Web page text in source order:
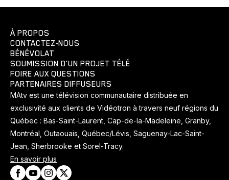
À PROPOS
CONTACTEZ-NOUS
BÉNÉVOLAT
SOUMISSION D'UN PROJET TÉLÉ
FOIRE AUX QUESTIONS
PARTENAIRES DIFFUSEURS
MAtv est une télévision communautaire distribuée en
exclusivité aux clients de Vidéotron à travers neuf régions du
Québec : Bas-Saint-Laurent, Cap-de-la-Madeleine, Granby,
Montréal, Outaouais, Québec/Lévis, Saguenay-Lac-Saint-
Jean, Sherbrooke et Sorel-Tracy.
En savoir plus